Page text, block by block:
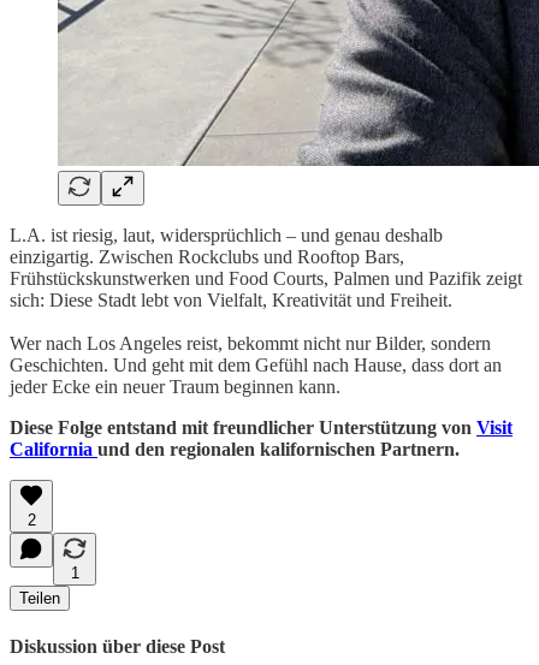
L.A. ist riesig, laut, widersprüchlich – und genau deshalb
einzigartig. Zwischen Rockclubs und Rooftop Bars,
Frühstückskunstwerken und Food Courts, Palmen und Pazifik zeigt
sich: Diese Stadt lebt von Vielfalt, Kreativität und Freiheit.
Wer nach Los Angeles reist, bekommt nicht nur Bilder, sondern
Geschichten. Und geht mit dem Gefühl nach Hause, dass dort an
jeder Ecke ein neuer Traum beginnen kann.
Diese Folge entstand mit freundlicher Unterstützung von Visit
California und den regionalen kalifornischen Partnern.
2
1
Teilen
Diskussion über diese Post